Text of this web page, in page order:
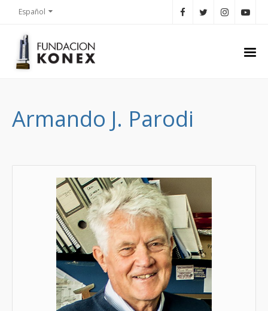
Español
Armando J. Parodi